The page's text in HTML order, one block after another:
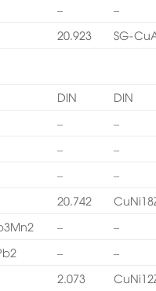
–
–
20.923 SG-
DIN
DIN
–
–
–
–
–
–
20.742
–
–
–
–
2.073